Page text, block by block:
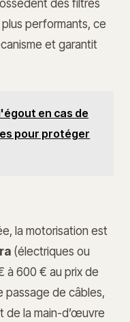
des filtres
performants, ce
et garantit
en cas de
pour protéger
la motorisation est
(électriques ou
à 600 € au prix de
passage de câbles,
de la main-d’œuvre